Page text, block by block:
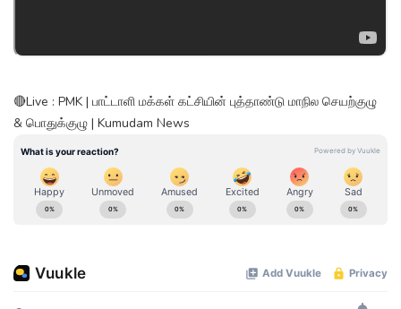
🔴Live : PMK | பாட்டாளி மக்கள் கட்சியின் புத்தாண்டு மாநில செயற்குழு
& பொதுக்குழு | Kumudam News